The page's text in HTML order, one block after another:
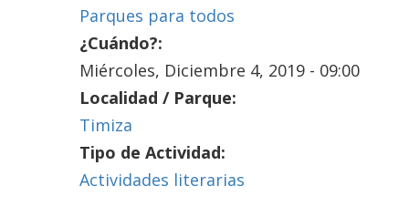
Parques para todos
¿Cuándo?:
Miércoles, Diciembre 4, 2019 - 09:00
Localidad / Parque:
Timiza
Tipo de Actividad:
Actividades literarias